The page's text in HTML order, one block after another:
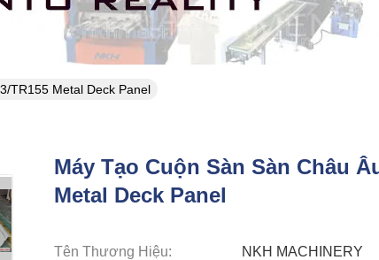
TR155 Metal Deck Panel
Máy Tạo Cuộn Sàn Sàn Châu
Metal Deck Panel
Tên Thương Hiệu: NKH MACHINERY